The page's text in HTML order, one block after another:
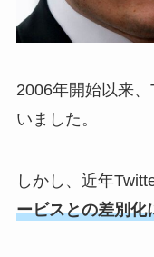
2006年開始以来
いました。
しかし、近年
ービスとの差別化